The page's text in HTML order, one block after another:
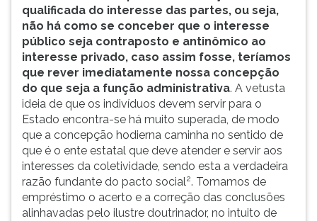
qualificada do interesse das partes, ou seja,
não há como se conceber que o interesse
público seja contraposto e antinômico ao
interesse privado, caso assim fosse, teríamos
que rever imediatamente nossa concepção
do que seja a função administrativa. A vetusta
ideia de que os indivíduos devem servir para o
Estado encontra-se há muito superada, de modo
que a concepção hodierna caminha no sentido de
que é o ente estatal que deve atender e servir aos
interesses da coletividade, sendo esta a verdadeira
razão fundante do pacto social2. Tomamos de
empréstimo o acerto e a correção das conclusões
alinhavadas pelo ilustre doutrinador, no intuito de